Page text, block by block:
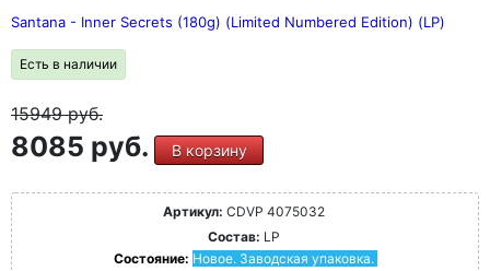
Santana - Inner Secrets (180g) (Limited Numbered Edition) (LP)
Есть в наличии
15949руб.
8085 руб. В корзину
Артикул: CDVP 4075032
Состав: LP
Состояние: Новое. Заводская упаковка.